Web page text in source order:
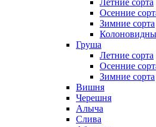
Летние сорта
Осенние
Зимние сорта
Груша
Летние сорта
Осенние
Зимние сорта
Вишня
Черешня
Алыча
Слива